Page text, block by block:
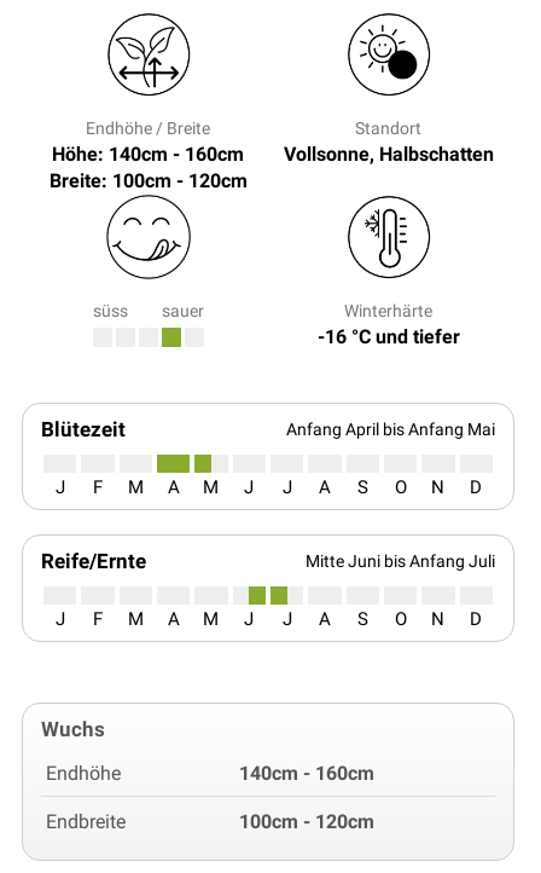
Endhöhe / Breite
Höhe: 140cm - 160cm
Breite: 100cm - 120cm
Standort
Vollsonne, Halbschatten
süss sauer Winterhärte
-16 °C und tiefer
Blütezeit Anfang April bis Anfang Mai
J F M A M J J A S O N D
Reife/Ernte Mitte Juni bis Anfang Juli
J F M A M J J A S O N D
Wuchs
Endhöhe 140cm - 160cm
Endbreite 100cm - 120cm